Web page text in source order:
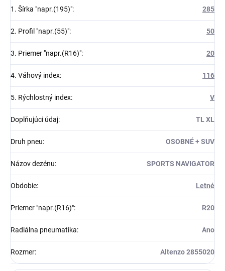
1. Šírka "napr.(195)": 285
2. Profil "napr.(55)": 50
3. Priemer "napr.(R16)": 20
4. Váhový index: 116
5. Rýchlostný index: V
Doplňujúci údaj: TL XL
Druh pneu: OSOBNÉ + SUV
Názov dezénu: SPORTS NAVIGATOR
Obdobie: Letné
Priemer "napr.(R16)": R20
Radiálna pneumatika: Ano
Rozmer: Altenzo 2855020